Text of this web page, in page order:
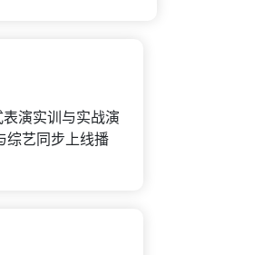
演实训与实战演
综艺同步上线播